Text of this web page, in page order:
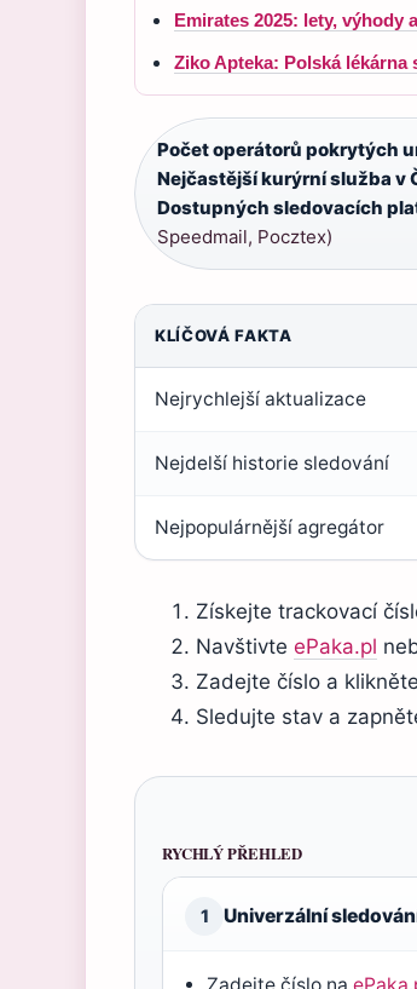
Emirates 2025: lety, výhody
Ziko Apteka: Polská lékárna
Počet operátorů pokrytých
Nejčastější kurýrní služba v
Dostupných sledovacích
Speedmail, Pocztex)
KLÍČOVÁ FAKTA
Nejrychlejší aktualizace
Nejdelší historie sledování
Nejpopulárnější agregátor
Získejte trackovací
Navštivte ePaka.pl
Zadejte číslo a
Sledujte stav a
RYCHLÝ PŘEHLED
1 Univerzální